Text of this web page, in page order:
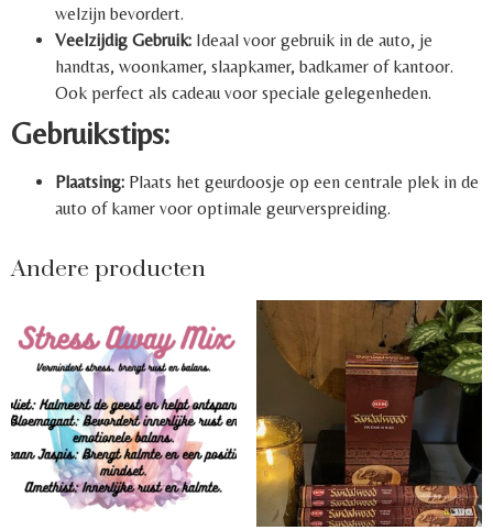
welzijn bevordert.
Veelzijdig Gebruik: Ideaal voor gebruik in de auto, je
handtas, woonkamer, slaapkamer, badkamer of kantoor.
Ook perfect als cadeau voor speciale gelegenheden.
Gebruikstips:
Plaatsing: Plaats het geurdoosje op een centrale plek in de
auto of kamer voor optimale geurverspreiding.
Andere producten